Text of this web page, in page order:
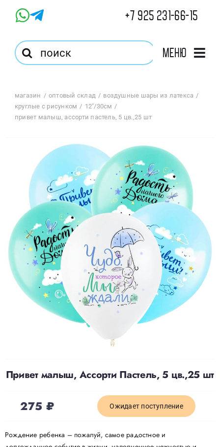
+7 925 231-66-15
Результат
поиска:
Меню
Магазин
Оптовый Магазин
Корзина
Избранное
Доставка
О нас
Отзывы
Политика конфиденциальности
магазин оптовый склад
воздушные шары из латекса
круглые с рисунком
12"/30см
привет малыш, ассорти пастель, 5 цв.,25 шт
Привет малыш, Ассорти Пастель, 5 цв.,25 шт
275 ₽ Ожидает поступление
Рождение ребенка – пожалуй, самое радостное и